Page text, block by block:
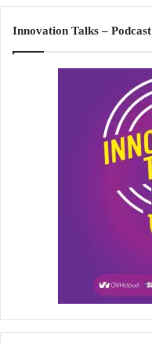
Innovation Talks – Podcast